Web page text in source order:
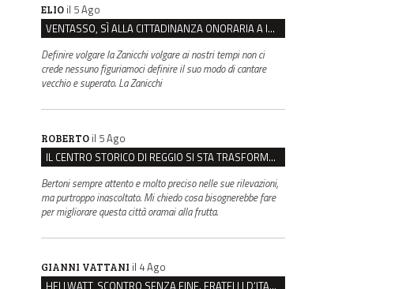
ELIO il 5 Ago
VENTASSO, SÌ ALLA CITTADINANZA ONORARIA A IVA ZANICCHI. MA BARGIACCHI: “È DI PESSIMO GUSTO”
Definire volgare la Zanicchi volgare ai nostri tempi non ci
crede nessuno figuriamoci definire il suo modo di cantare
vecchio e superato. La Zanicchi
ROBERTO il 5 Ago
IL CENTRO STORICO DI REGGIO SI STA TRASFORMANDO, E NON IN MEGLIO
Bertoni sempre attento e molto preciso nelle sue rilevazioni,
ma purtroppo inascoltato. Mi chiedo cosa bisognerebbe fare
per migliorare questa città oramai alla frutta.
GIANNI VATTANI il 4 Ago
HELLWATT, SCONTRO SENZA FINE. FRATELLI D’ITALIA: “MILANI PORTA DOCUMENTI, DE FRANCO INSULTI”